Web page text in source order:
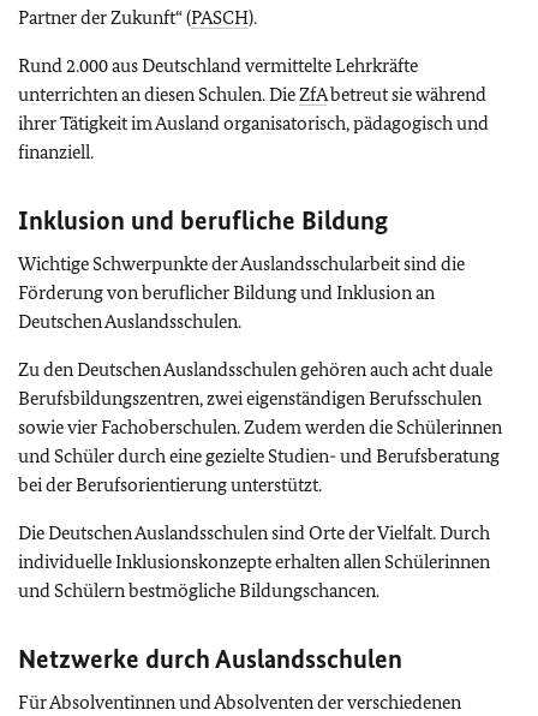
Partner der Zukunft“ (PASCH).
Rund 2.000 aus Deutschland vermittelte Lehrkräfte
unterrichten an diesen Schulen. DieZfAbetreut sie während
ihrer Tätigkeit im Ausland organisatorisch, pädagogisch und
finanziell.
Inklusion und berufliche Bildung
Wichtige Schwerpunkte der Auslandsschularbeit sind die
Förderung von beruflicher Bildung und Inklusion an
Deutschen Auslandsschulen.
Zu den Deutschen Auslandsschulen gehören auch acht duale
Berufsbildungszentren, zwei eigenständigen Berufsschulen
sowie vier Fachoberschulen. Zudem werden die Schülerinnen
und Schüler durch eine gezielte Studien- und Berufsberatung
bei der Berufsorientierung unterstützt.
Die Deutschen Auslandsschulen sind Orte der Vielfalt. Durch
individuelle Inklusionskonzepte erhalten allen Schülerinnen
und Schülern bestmögliche Bildungschancen.
Netzwerke durch Auslandsschulen
Für Absolventinnen und Absolventen der verschiedenen